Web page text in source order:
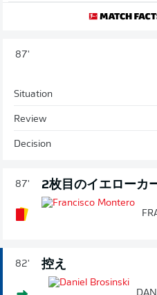
87'
Situation
Review
Decision
87' 2枚目のイエローカ
82' 控え